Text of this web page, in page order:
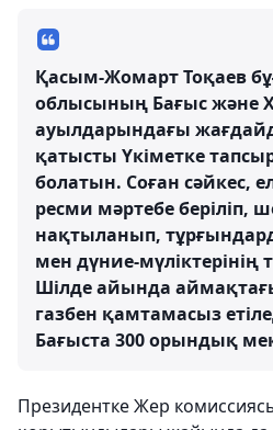
Қасым-Жомарт Тоқаев
облысының Бағыс және
ауылдарындағы
қатысты Үкіметке
болатын. Соған сәйкес,
ресми мәртебе беріліп,
нақтыланып,
мен дүние-мүліктерінің
Шілде айында
газбен қамтамасыз
Бағыста 300 орындық
Президентке Жер